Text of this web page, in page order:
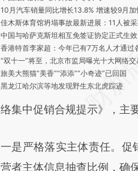
10月汽车销量同比增长13.8% 增速较9月加
中国与哈萨克斯坦相互免签证协定正式生效
旅美大熊猫“美香”“添添”“小奇迹”已回国
黑龙江哈尔滨等地发现野生东北虎踪迹
香港海关侦破历年最大宗怀疑固态冰毒案件
晨读荐闻（国内、国际、市场消息33条）
特斯拉Model Y和Model 3部分车型小幅涨
络集中促销合规提示》，主
一是严格落实主体责任。
营者主体信息抽查比例，确